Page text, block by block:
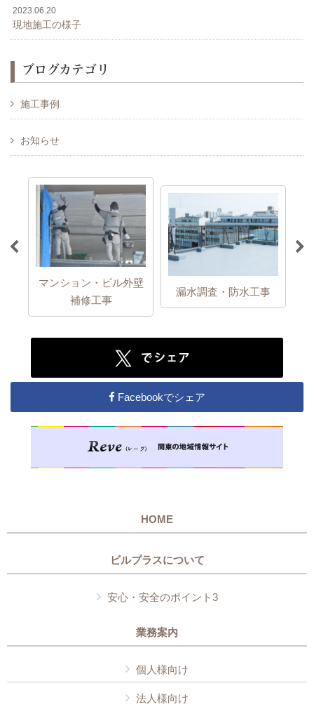
2023.06.20
現地施工の様子
ブログカテゴリ
施工事例
お知らせ
マンション・ビル外壁
補修工事
漏水調査・防水工事
Facebookでシェア
HOME
ビルプラスについて
安心・安全のポイント3
業務案内
個人様向け
法人様向け